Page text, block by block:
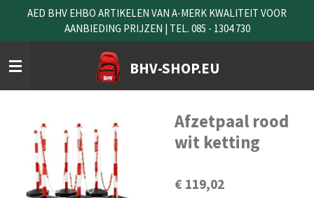
naar
de
hoofdinhoud
BHV-SHOP.EU
AED BHV EHBO ARTIKELEN VAN A-MERK KWALITEIT VOOR
AANBIEDING PRIJZEN | TEL. 085 - 1304 730
Afzetpaal rood
wit ketting
€ 119,02